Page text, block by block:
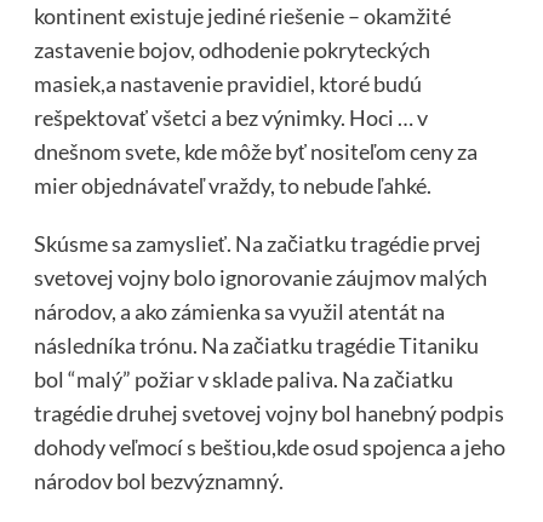
kontinent existuje jediné riešenie – okamžité
zastavenie bojov, odhodenie pokryteckých
masiek,a nastavenie pravidiel, ktoré budú
rešpektovať všetci a bez výnimky. Hoci … v
dnešnom svete, kde môže byť nositeľom ceny za
mier objednávateľ vraždy, to nebude ľahké.
Skúsme sa zamyslieť. Na začiatku tragédie prvej
svetovej vojny bolo ignorovanie záujmov malých
národov, a ako zámienka sa využil atentát na
následníka trónu. Na začiatku tragédie Titaniku
bol “malý” požiar v sklade paliva. Na začiatku
tragédie druhej svetovej vojny bol hanebný podpis
dohody veľmocí s beštiou,kde osud spojenca a jeho
národov bol bezvýznamný.